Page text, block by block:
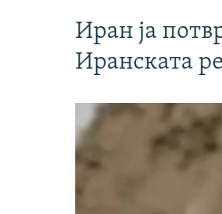
Иран ја
Иранската